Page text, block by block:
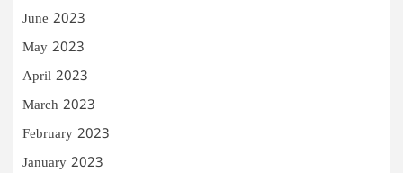
June 2023
May 2023
April 2023
March 2023
February 2023
January 2023